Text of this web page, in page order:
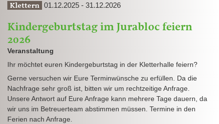
Klettern 01.12.2025 - 31.12.2026
Kindergeburtstag im Jurabloc feiern
2026
Veranstaltung
Ihr möchtet euren Kindergeburtstag in der Kletterhalle feiern?
Gerne versuchen wir Eure Terminwünsche zu erfüllen. Da die
Nachfrage sehr groß ist, bitten wir um rechtzeitige Anfrage.
Unsere Antwort auf Eure Anfrage kann mehrere Tage dauern, da
wir uns im Betreuerteam abstimmen müssen. Termine in den
Ferien nach Anfrage.